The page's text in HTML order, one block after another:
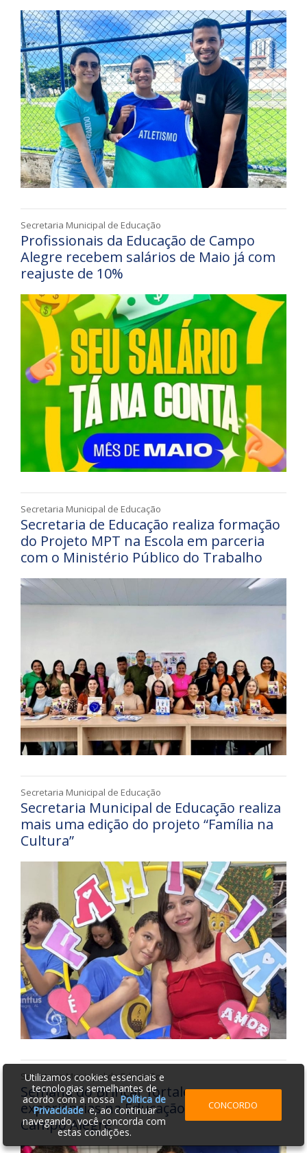
Secretaria Municipal de Educação
Profissionais da Educação de Campo
Alegre recebem salários de Maio já com
reajuste de 10%
Secretaria Municipal de Educação
Secretaria de Educação realiza formação
do Projeto MPT na Escola em parceria
com o Ministério Público do Trabalho
Secretaria Municipal de Educação
Secretaria Municipal de Educação realiza
mais uma edição do projeto “Família na
Cultura”
Secretaria Municipal de Educação
Semana do Brincar fortalece
experiências na Educação Infantil de
Campo Alegre
Utilizamos cookies essenciais e
tecnologias semelhantes de
acordo com a nossa Política de
Privacidadee, ao continuar
navegando, você concorda com
estas condições.
CONCORDO